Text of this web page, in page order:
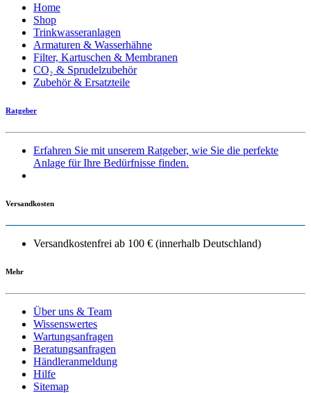
Home
Shop
Trinkwasseranlagen
Armaturen & Wasserhähne
Filter, Kartuschen & Membranen
CO₂ & Sprudelzubehör
Zubehör & Ersatzteile
Ratgeber
Erfahren Sie mit unserem Ratgeber, wie Sie die perfekte
Anlage für Ihre Bedürfnisse finden.
Versandkosten
Versandkostenfrei ab 100 € (innerhalb Deutschland)
Mehr
Über uns & Team
Wissenswertes
Wartungsanfragen
Beratungsanfragen
Händleranmeldung
Hilfe
Sitemap